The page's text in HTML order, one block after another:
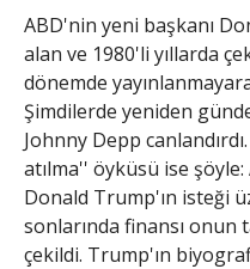
ABD'nin yeni başkanı
alan ve 1980'li yıllarda
dönemde
Şimdilerde yeniden
Johnny Depp
atılma'' öyküsü ise
Donald Trump'ın isteği
sonlarında finansı onun
çekildi. Trump'ın